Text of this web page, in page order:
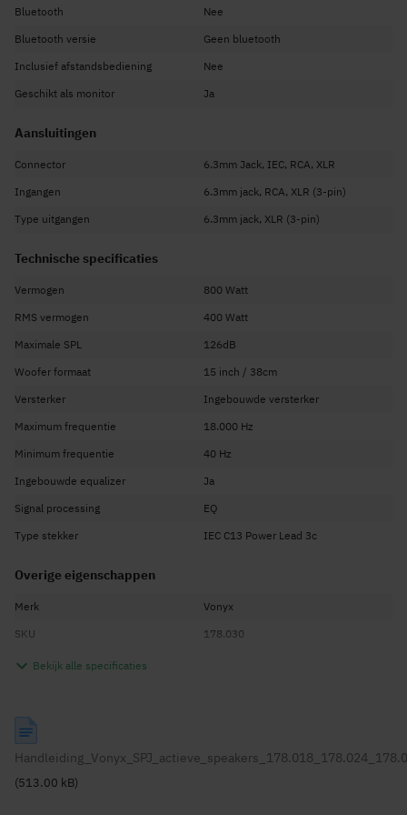
Speaker met ingebouwde versterker, plug and play
Lijn ingang voor het aansluiten van bijvoorbeeld CD / DVD speler, mp3
eenvoudige plaatsing op statief of muursteun
SPL max 126dB
Woofer 15" (38cm)
Aansluitspanning 220-240AC/50Hz
Afmetingen en gewicht
Bluetooth
Nee
Bluetooth versie
Geen bluetooth
Inclusief afstandsbediening
Nee
Geschikt als monitor
Ja
Aansluitingen
Connector
6.3mm Jack, IEC, RCA, XLR
Ingangen
6.3mm jack, RCA, XLR (3-pin)
Type uitgangen
6.3mm jack, XLR (3-pin)
Technische specificaties
Vermogen
800 Watt
RMS vermogen
400 Watt
Maximale SPL
126dB
Woofer formaat
15 inch / 38cm
Versterker
Ingebouwde versterker
Maximum frequentie
18.000 Hz
Minimum frequentie
40 Hz
Ingebouwde equalizer
Ja
Signal processing
EQ
Type stekker
IEC C13 Power Lead 3c
Overige eigenschappen
Merk
Vonyx
SKU
178.030
EAN Code
Taal handleiding
Bekijk alle specificaties
(513.00 kB)